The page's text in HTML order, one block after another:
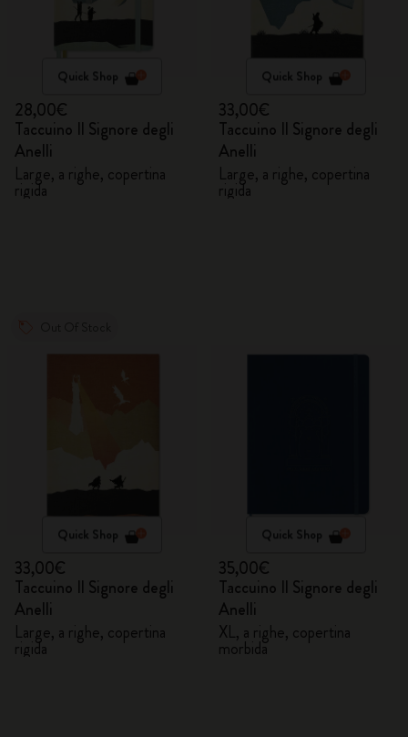
Quick Shop
28,00€
Taccuino Il Signore degli
Anelli
Large, a righe, copertina
rigida
Quick Shop
33,00€
Taccuino Il Signore degli
Anelli
Large, a righe, copertina
rigida
Quick Shop
33,00€
Taccuino Il Signore degli
Anelli
Large, a righe, copertina
rigida
Quick Shop
35,00€
Taccuino Il Signore degli
Anelli
XL, a righe, copertina
morbida